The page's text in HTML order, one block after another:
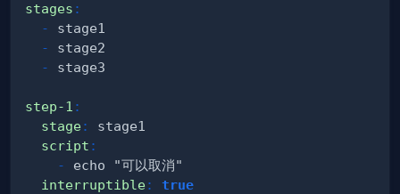
stages :
-
-
-
step-1 :
stage:
script :
-
interruptible: true